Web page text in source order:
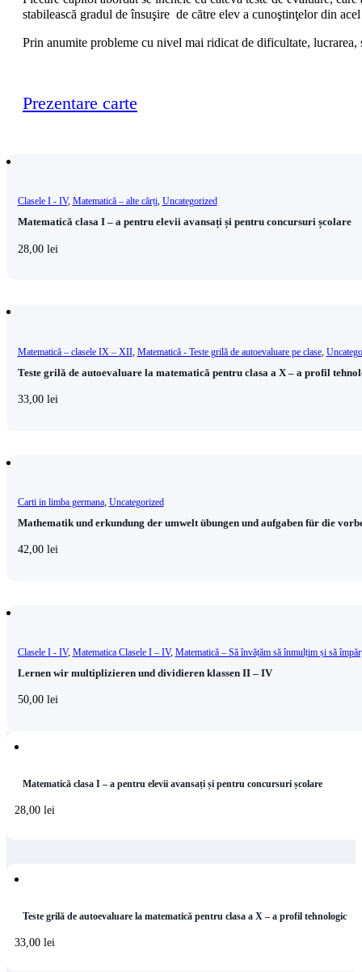
stabilească gradul de însuşire de către elev a cunoştinţelor din
Prin anumite probleme cu nivel mai ridicat de dificultate, lucrarea,
Prezentare carte
Clasele I - IV, Matematică – alte cărți, Uncategorized
Matematică clasa I – a pentru elevii avansați și pentru concursuri școlare
28,00 lei
Matematică – clasele IX – XII, Matematică - Teste grilă de autoevaluare pe clase,
Teste grilă de autoevaluare la matematică pentru clasa a X – a profil
33,00 lei
Carti in limba germana, Uncategorized
Mathematik und erkundung der umwelt übungen und aufgaben für die
42,00 lei
Clasele I - IV, Matematica Clasele I – IV, Matematică – Să învățăm să înmulțim și să
Lernen wir multiplizieren und dividieren klassen II – IV
50,00 lei
Matematică clasa I – a pentru elevii avansați și pentru concursuri școlare
28,00 lei
Teste grilă de autoevaluare la matematică pentru clasa a X – a profil tehnologic
33,00 lei